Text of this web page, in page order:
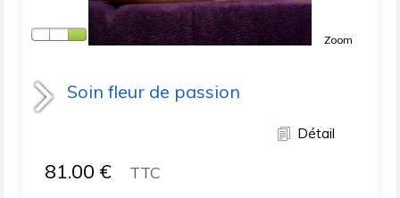
Zoom
Soin fleur de passion
Détail
81.00 € TTC